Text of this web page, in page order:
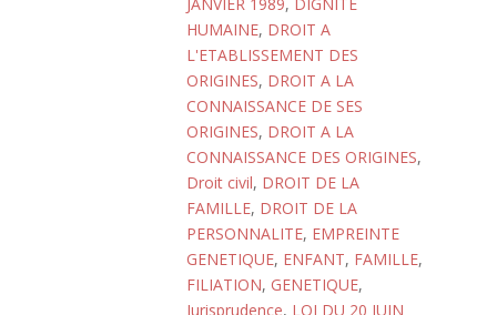
HUMAINE, DROIT A
L'ETABLISSEMENT DES
ORIGINES, DROIT A LA
CONNAISSANCE DE SES
ORIGINES, DROIT A LA
CONNAISSANCE DES ORIGINES,
Droit civil, DROIT DE LA
FAMILLE, DROIT DE LA
PERSONNALITE, EMPREINTE
GENETIQUE, ENFANT, FAMILLE,
FILIATION, GENETIQUE,
Jurisprudence, LOI DU 20 JUIN